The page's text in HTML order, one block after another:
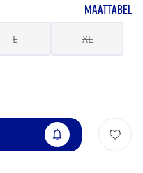
MAATTABEL
L XL